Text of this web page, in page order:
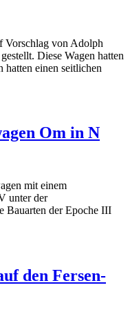
Vorschlag von Adolph
Diese Wagen hatten
hatten einen seitlichen
Om in N
mit einem
unter der
Bauarten der Epoche III
den Fersen-